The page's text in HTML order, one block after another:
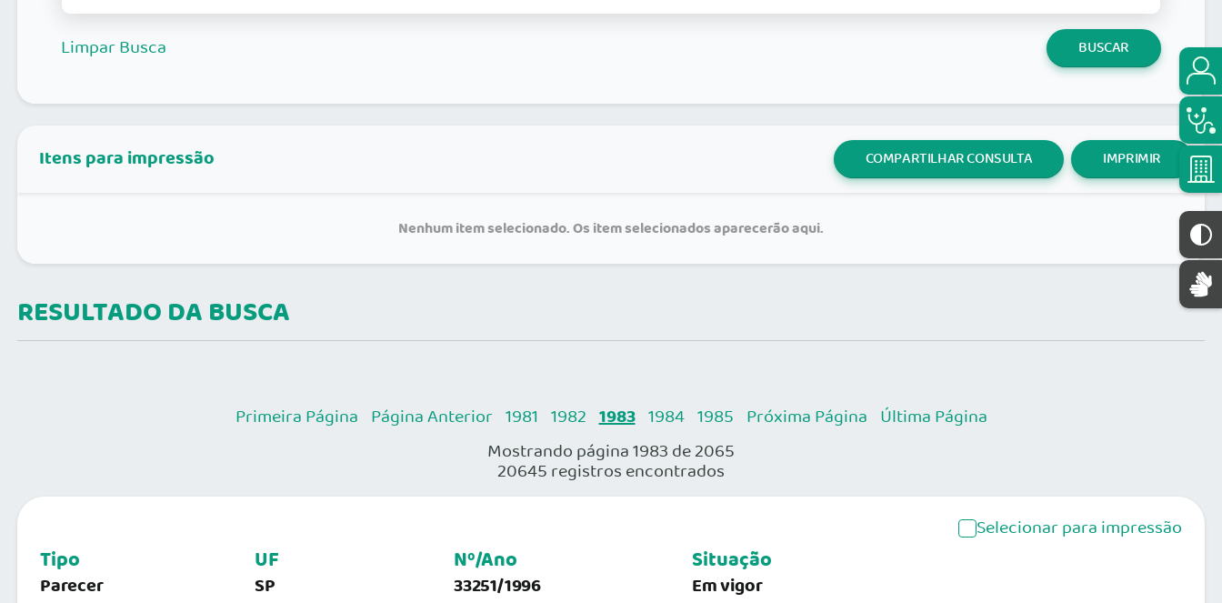
Limpar Busca BUSCAR
Itens para impressão COMPARTILHAR CONSULTA IMPRIMIR
Nenhum item selecionado. Os item selecionados aparecerão aqui.
RESULTADO DA BUSCA
Primeira Página Página Anterior 1981 1982 1983 1984 1985 Próxima Página Última Página
Mostrando página 1983 de 2065
20645 registros encontrados
Selecionar para impressão
Tipo
Parecer
UF
SP
Nº/Ano
33251/1996
Situação
Em vigor